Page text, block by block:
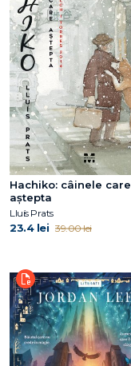
Hachiko: câinele care
aştepta
Lluís Prats
23.4 lei 39.00 lei